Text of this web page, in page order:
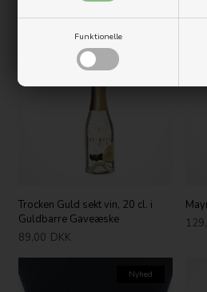
Funktionelle
Trocken Guld sekt vin, 20 cl. i
Guldbarre Gaveæske
89,00 DKK
Nyhed